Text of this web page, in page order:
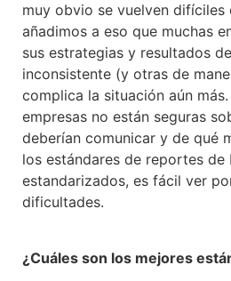
muy obvio se vuelven difíciles
añadimos a eso que muchas
sus estrategias y resultados
inconsistente (y otras de
complica la situación aún
empresas no están seguras
deberían comunicar y de qué
los estándares de reportes de
estandarizados, es fácil ver
dificultades.
¿Cuáles son los mejores